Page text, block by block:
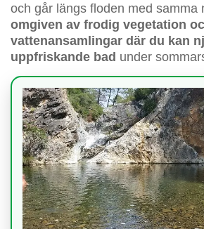
och går längs floden med samma
omgiven av frodig vegetation
vattenansamlingar där du kan
uppfriskande bad under